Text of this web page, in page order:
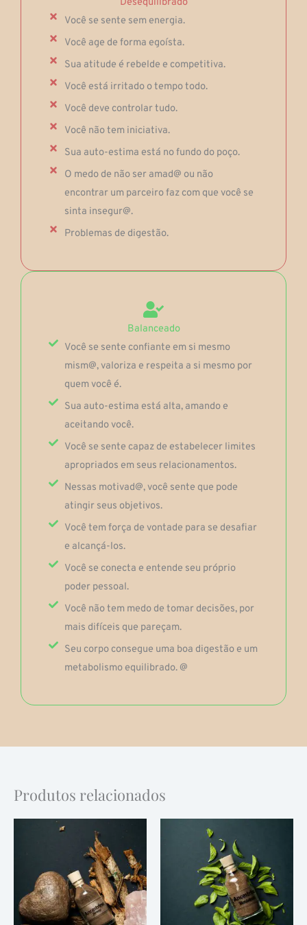
Você se sente sem energia.
Você age de forma egoísta.
Sua atitude é rebelde e competitiva.
Você está irritado o tempo todo.
Você deve controlar tudo.
Você não tem iniciativa.
Sua auto-estima está no fundo do poço.
O medo de não ser amad@ ou não
encontrar um parceiro faz com que você se
sinta insegur@.
Problemas de digestão.
Balanceado
Você se sente confiante em si mesmo
mism@, valoriza e respeita a si mesmo por
quem você é.
Sua auto-estima está alta, amando e
aceitando você.
Você se sente capaz de estabelecer limites
apropriados em seus relacionamentos.
Nessas motivad@, você sente que pode
atingir seus objetivos.
Você tem força de vontade para se desafiar
e alcançá-los.
Você se conecta e entende seu próprio
poder pessoal.
Você não tem medo de tomar decisões, por
mais difíceis que pareçam.
Seu corpo consegue uma boa digestão e um
metabolismo equilibrado. @
Produtos relacionados
preço:
$90,000
através
$130,000
Este
produto
tem
várias
variantes.
As
$100,000
através
$160,000
produto
tem
várias
variantes.
As